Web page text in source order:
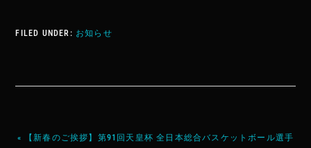
FILED UNDER: お知らせ
« 【新春のご挨拶】第91回天皇杯 全日本総合バスケットボール選手